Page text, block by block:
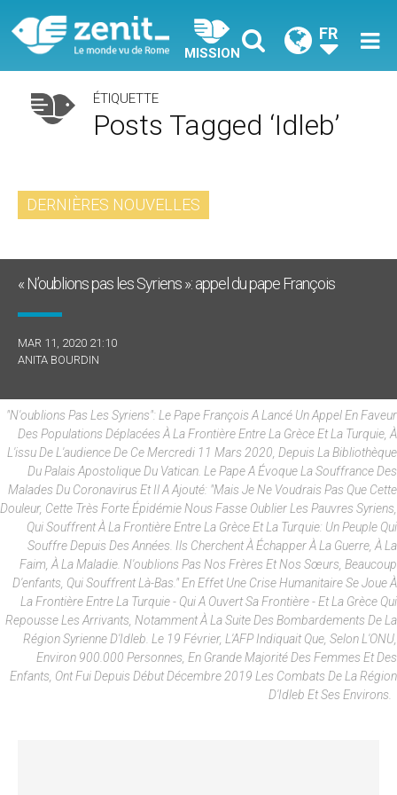
MISSION
FR
ÉTIQUETTE
Posts Tagged ‘Idleb’
DERNIÈRES NOUVELLES
« N’oublions pas les Syriens »: appel du pape François
MAR 11, 2020 21:10
ANITA BOURDIN
"N'oublions Pas Les Syriens": Le Pape François A Lancé Un Appel En Faveur
Des Populations Déplacées À La Frontière Entre La Grèce Et La Turquie, À
L'issu De L'audience De Ce Mercredi 11 Mars 2020, Depuis La Bibliothèque
Du Palais Apostolique Du Vatican. Le Pape A Évoque La Souffrance Des
Malades Du Coronavirus Et Il A Ajouté: "Mais Je Ne Voudrais Pas Que Cette
Douleur, Cette Très Forte Épidémie Nous Fasse Oublier Les Pauvres Syriens,
Qui Souffrent À La Frontière Entre La Grèce Et La Turquie: Un Peuple Qui
Souffre Depuis Des Années. Ils Cherchent À Échapper À La Guerre, À La
Faim, À La Maladie. N'oublions Pas Nos Frères Et Nos Sœurs, Beaucoup
D'enfants, Qui Souffrent Là-Bas." En Effet Une Crise Humanitaire Se Joue À
La Frontière Entre La Turquie - Qui A Ouvert Sa Frontière - Et La Grèce Qui
Repousse Les Arrivants, Notamment À La Suite Des Bombardements De La
Région Syrienne D'Idleb. Le 19 Février, L'AFP Indiquait Que, Selon L'ONU,
Environ 900.000 Personnes, En Grande Majorité Des Femmes Et Des
Enfants, Ont Fui Depuis Début Décembre 2019 Les Combats De La Région
D'Idleb Et Ses Environs.